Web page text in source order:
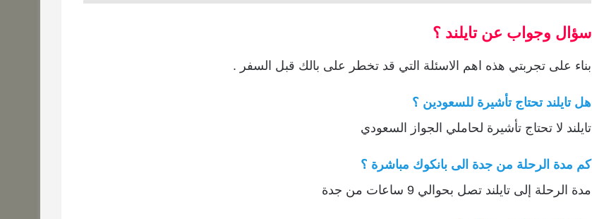
سؤال وجواب عن تايلند ؟
بناء على تجربتي هذه اهم الاسئلة التي قد تخطر على بالك قبل السفر .
هل تايلند تحتاج تأشيرة للسعودين ؟
تايلند لا تحتاج تأشيرة لحاملي الجواز السعودي
كم مدة الرحلة من جدة الى بانكوك مباشرة ؟
مدة الرحلة إلى تايلند تصل بحوالي 9 ساعات من جدة